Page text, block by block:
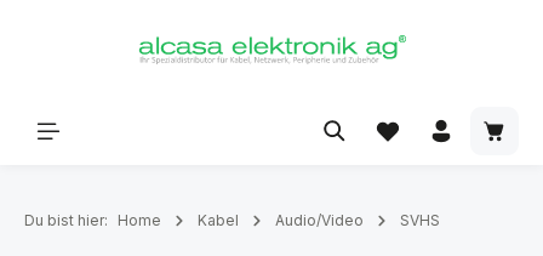
Du bist hier: Home Kabel Audio/Video SVHS